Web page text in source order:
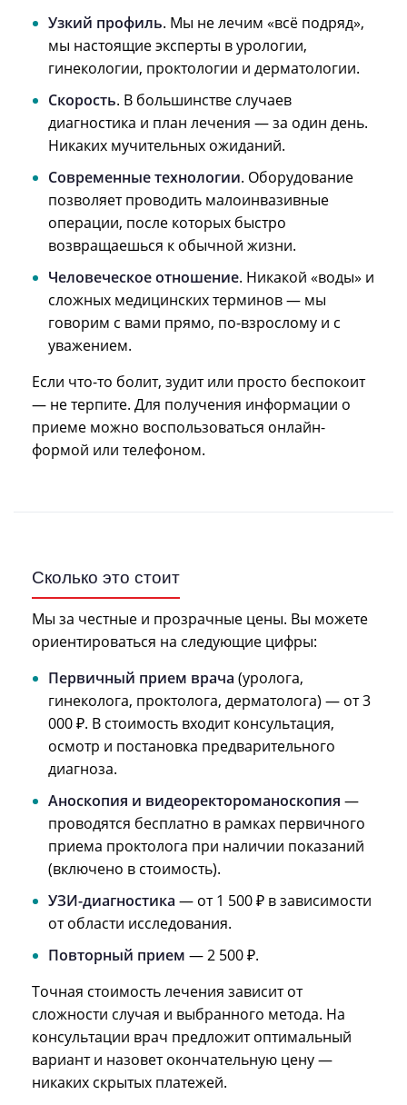
Узкий профиль. Мы не лечим «всё подряд»,
мы настоящие эксперты в урологии,
гинекологии, проктологии и дерматологии.
Скорость. В большинстве случаев
диагностика и план лечения — за один день.
Никаких мучительных ожиданий.
Современные технологии. Оборудование
позволяет проводить малоинвазивные
операции, после которых быстро
возвращаешься к обычной жизни.
Человеческое отношение. Никакой «воды» и
сложных медицинских терминов — мы
говорим с вами прямо, по-взрослому и с
уважением.
Если что-то болит, зудит или просто беспокоит
— не терпите. Для получения информации о
приеме можно воспользоваться онлайн-
формой или телефоном.
Сколько это стоит
Мы за честные и прозрачные цены. Вы можете
ориентироваться на следующие цифры:
Первичный прием врача (уролога,
гинеколога, проктолога, дерматолога) — от 3
000 ₽. В стоимость входит консультация,
осмотр и постановка предварительного
диагноза.
Аноскопия и видеоректороманоскопия —
проводятся бесплатно в рамках первичного
приема проктолога при наличии показаний
(включено в стоимость).
УЗИ-диагностика — от 1 500 ₽ в зависимости
от области исследования.
Повторный прием — 2 500 ₽.
Точная стоимость лечения зависит от
сложности случая и выбранного метода. На
консультации врач предложит оптимальный
вариант и назовет окончательную цену —
никаких скрытых платежей.